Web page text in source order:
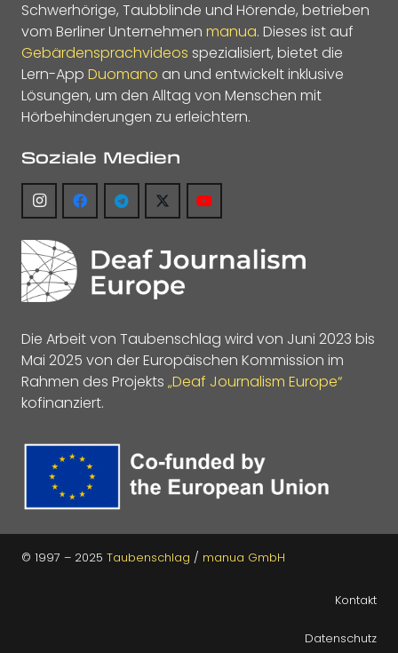
Schwerhörige, Taubblinde und Hörende, betrieben
vom Berliner Unternehmen manua. Dieses ist auf
Gebärdensprachvideos spezialisiert, bietet die
Lern-App Duomano an und entwickelt inklusive
Lösungen, um den Alltag von Menschen mit
Hörbehinderungen zu erleichtern.
Soziale Medien
Die Arbeit von Taubenschlag wird von Juni 2023 bis
Mai 2025 von der Europäischen Kommission im
Rahmen des Projekts „Deaf Journalism Europe“
kofinanziert.
© 1997 – 2025 Taubenschlag / manua GmbH
Kontakt
Datenschutz